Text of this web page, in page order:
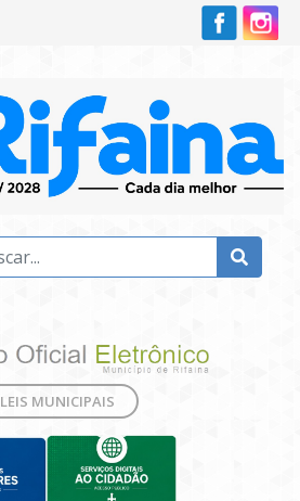
LEIS MUNICIPAIS